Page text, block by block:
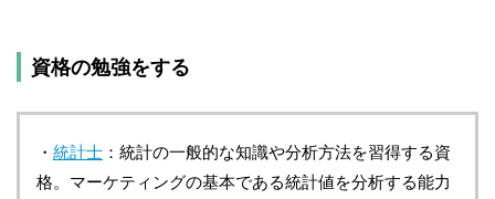
資格の勉強をする
・ 統計士 ：統計の一般的な知識や分析方法を習得する資
格。マーケティングの基本である統計値を分析する能力